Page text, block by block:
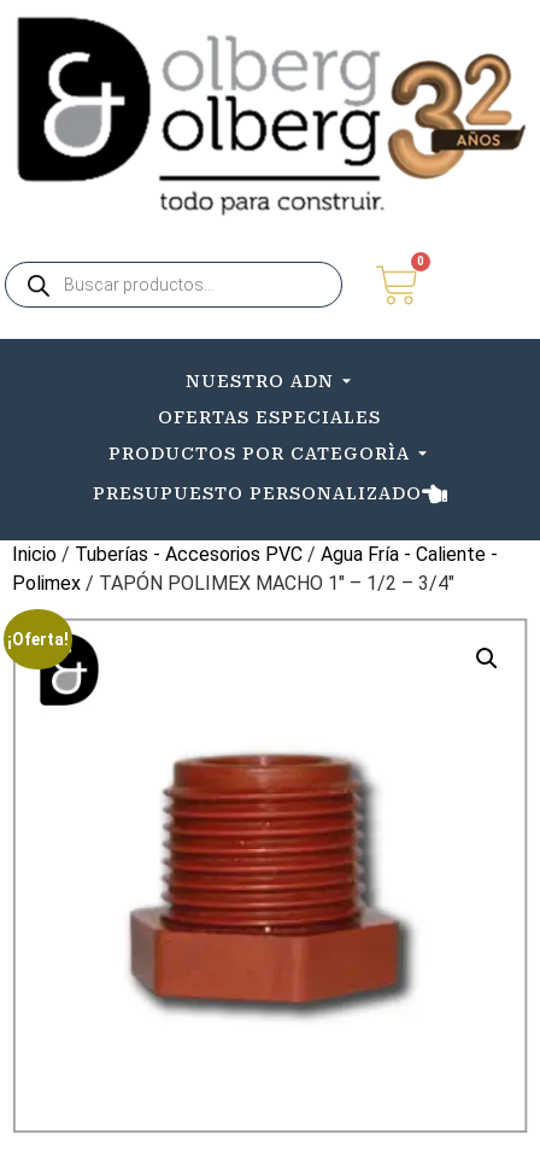
0
NUESTRO ADN
OFERTAS ESPECIALES
PRODUCTOS POR CATEGORÌA
PRESUPUESTO PERSONALIZADO
Inicio / Tuberías - Accesorios PVC / Agua Fría - Caliente -
Polimex / TAPÓN POLIMEX MACHO 1″ – 1/2 – 3/4″
¡Oferta!